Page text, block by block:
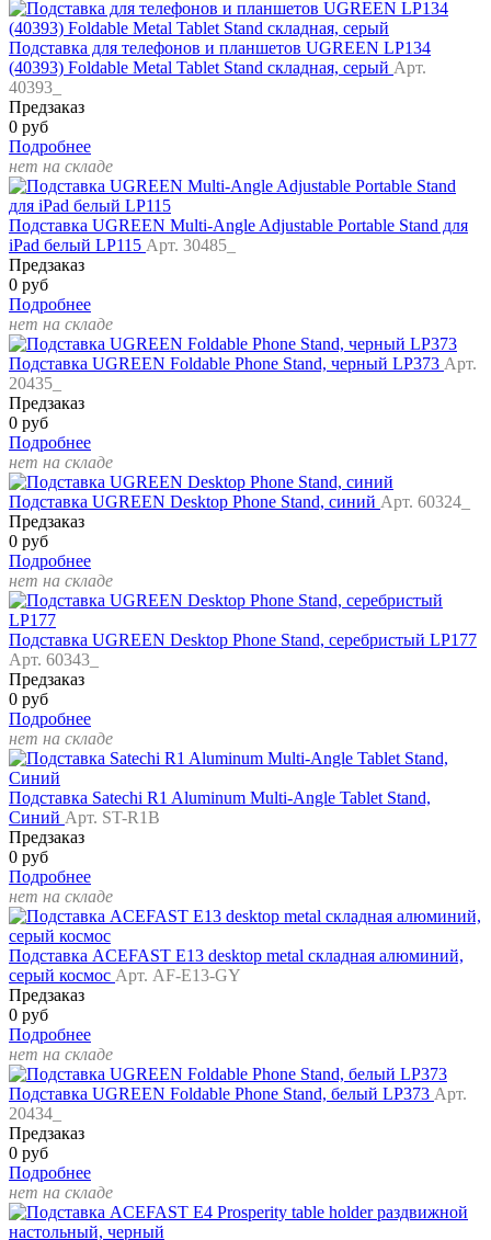
Подставка для телефонов и планшетов UGREEN LP134
(40393) Foldable Metal Tablet Stand складная, серый Арт.
40393_
Предзаказ
0 руб
Подробнее
нет на складе
Подставка UGREEN Multi-Angle Adjustable Portable Stand для
iPad белый LP115 Арт. 30485_
Предзаказ
0 руб
Подробнее
нет на складе
Подставка UGREEN Foldable Phone Stand, черный LP373 Арт.
20435_
Предзаказ
0 руб
Подробнее
нет на складе
Подставка UGREEN Desktop Phone Stand, синий Арт. 60324_
Предзаказ
0 руб
Подробнее
нет на складе
Подставка UGREEN Desktop Phone Stand, серебристый LP177
Арт. 60343_
Предзаказ
0 руб
Подробнее
нет на складе
Подставка Satechi R1 Aluminum Multi-Angle Tablet Stand,
Синий Арт. ST-R1B
Предзаказ
0 руб
Подробнее
нет на складе
Подставка ACEFAST E13 desktop metal складная алюминий,
серый космос Арт. AF-E13-GY
Предзаказ
0 руб
Подробнее
нет на складе
Подставка UGREEN Foldable Phone Stand, белый LP373 Арт.
20434_
Предзаказ
0 руб
Подробнее
нет на складе